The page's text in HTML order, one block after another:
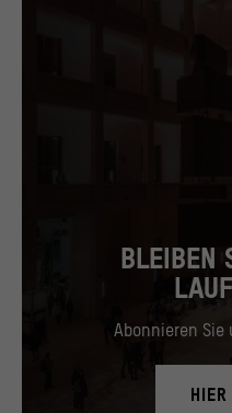
BLEIBEN
Abonnieren Sie